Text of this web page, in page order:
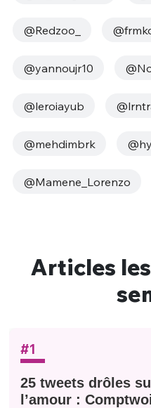
@Redzoo_
@yannoujr10
@leroiayub
@mehdimbrk
@Mamene_Lorenzo
Articles
#1
25 tweets drôles
l’amour :